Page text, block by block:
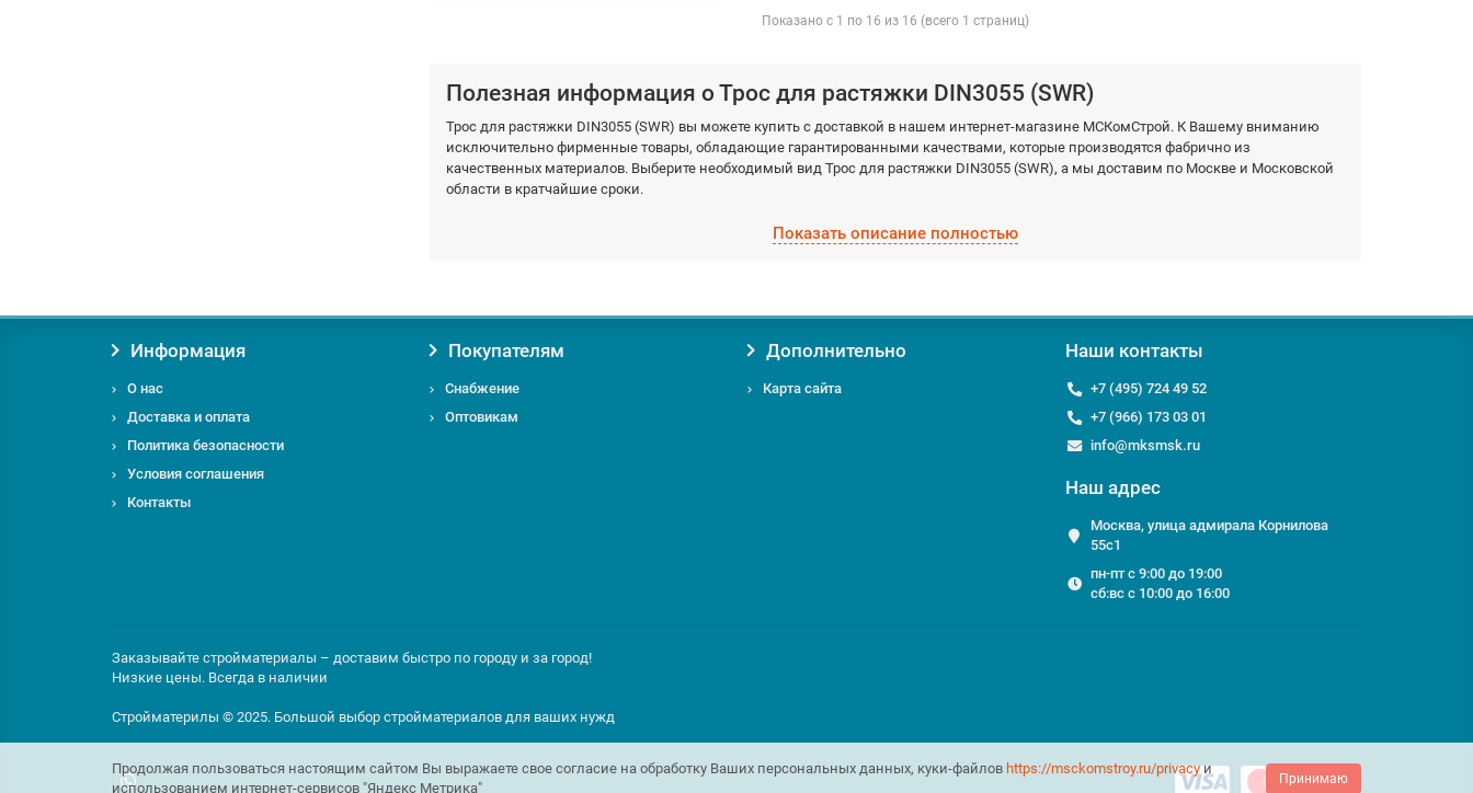
Показано с 1 по 16 из 16 (всего 1 страниц)
Полезная информация о Трос для растяжки DIN3055 (SWR)
Трос для растяжки DIN3055 (SWR) вы можете купить с доставкой в нашем интернет-магазине МСКомСтрой. К Вашему вниманию
исключительно фирменные товары, обладающие гарантированными качествами, которые производятся фабрично из
качественных материалов. Выберите необходимый вид Трос для растяжки DIN3055 (SWR), а мы доставим по Москве и Московской
области в кратчайшие сроки.
Доставку по Москве от 0 руб;
Показать описание полностью
Продолжая пользоваться настоящим сайтом Вы выражаете свое согласие на обработку Ваших персональных данных, куки-файлов https://msckomstroy.ru/privacyи
использованием интернет-сервисов "Яндекс Метрика"
Принимаю
Информация
О нас
Доставка и оплата
Политика безопасности
Условия соглашения
Контакты
Покупателям
Снабжение
Оптовикам
Дополнительно
Карта сайта
Наши контакты
+7 (495) 724 49 52
+7 (966) 173 03 01
info@mksmsk.ru
Наш адрес
Москва, улица адмирала Корнилова
55с1
пн-пт с 9:00 до 19:00
сб:вс с 10:00 до 16:00
Заказывайте стройматериалы – доставим быстро по городу и за город!
Низкие цены. Всегда в наличии
Стройматерилы © 2025. Большой выбор стройматериалов для ваших нужд